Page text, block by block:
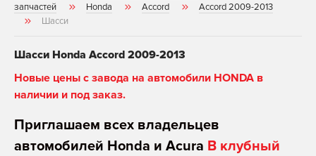
запчастей
Honda Accord
Accord 2009-2013
Шасси
Шасси Honda Accord 2009-2013
Новые цены с завода на автомобили HONDA в
наличии и под заказ.
Приглашаем всех владельцев
автомобилей Honda и Acura В клубный